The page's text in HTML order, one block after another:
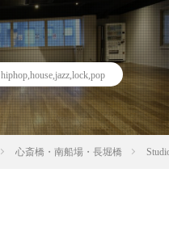
hiphop house jazz lock pop
心斎橋・南船場・長堀橋